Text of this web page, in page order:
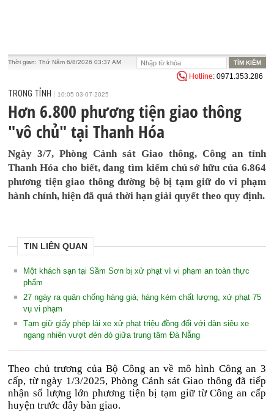
Thời gian:Thứ Năm 6/8/2026 03:37 AM
Hotline: 0971.353.286
TRONG TỈNH 10:05 03-07-2025
Hơn 6.800 phương tiện giao thông
"vô chủ" tại Thanh Hóa
Ngày 3/7, Phòng Cảnh sát Giao thông, Công an tỉnh
Thanh Hóa cho biết, đang tìm kiếm chủ sở hữu của 6.864
phương tiện giao thông đường bộ bị tạm giữ do vi phạm
hành chính, hiện đã quá thời hạn giải quyết theo quy định.
TIN LIÊN QUAN
Một khách sạn tại Sầm Sơn bị xử phạt vì vi phạm an toàn thực
phẩm
27 ngày ra quân chống hàng giả, hàng kém chất lượng, xử phạt 75
vụ vi phạm
Tạm giữ giấy phép lái xe xử phạt triệu đồng đối với dàn siêu xe
ngang nhiên vượt đèn đỏ giữa trung tâm Đà Nẵng
Theo chủ trương của Bộ Công an về mô hình Công an 3
cấp, từ ngày 1/3/2025, Phòng Cảnh sát Giao thông đã tiếp
nhận số lượng lớn phương tiện bị tạm giữ từ Công an cấp
huyện trước đây bàn giao.